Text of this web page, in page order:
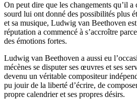
On peut dire que les changements qu’il a
sourd lui ont donné des possibilités plus
et sa musique, Ludwig van Beethoven
réputation a commencé à s’accroître
des émotions fortes.
Ludwig van Beethoven a aussi eu
mécènes se disputer ses œuvres et ses
devenu un véritable compositeur
pu jouir de la liberté d’écrire, de
propre calendrier et ses propres désirs.